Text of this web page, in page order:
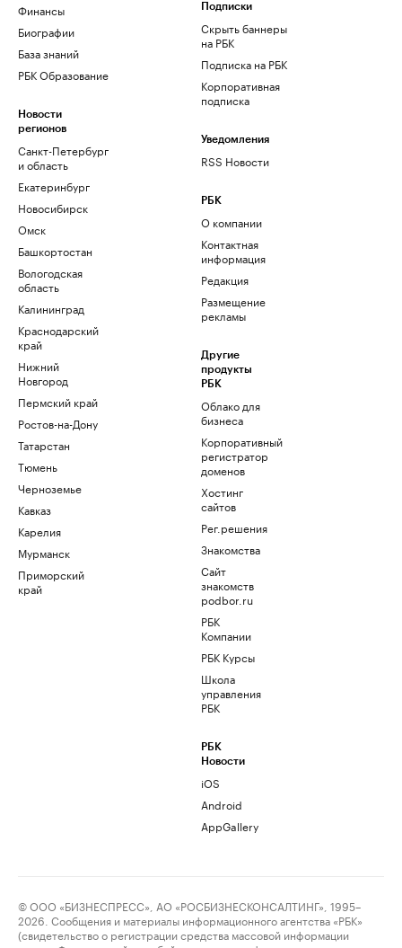
Финансы
Биографии
База знаний
РБК Образование
Новости
регионов
Санкт-Петербург
и область
Екатеринбург
Новосибирск
Омск
Башкортостан
Вологодская
область
Калининград
Краснодарский
край
Нижний
Новгород
Пермский край
Ростов-на-Дону
Татарстан
Тюмень
Черноземье
Кавказ
Карелия
Мурманск
Приморский
край
Подписки
Скрыть баннеры
на РБК
Подписка на РБК
Корпоративная
подписка
Уведомления
RSS Новости
РБК
О компании
Контактная
информация
Редакция
Размещение
рекламы
Другие
продукты
РБК
Облако для
бизнеса
Корпоративный
регистратор
доменов
Хостинг
сайтов
Рег.решения
Знакомства
Сайт
знакомств
podbor.ru
РБК
Компании
РБК Курсы
Школа
управления
РБК
РБК
Новости
iOS
Android
AppGallery
© ООО «БИЗНЕСПРЕСС», АО «РОСБИЗНЕСКОНСАЛТИНГ», 1995–
2026. Сообщения и материалы информационного агентства «РБК»
(свидетельство о регистрации средства массовой информации